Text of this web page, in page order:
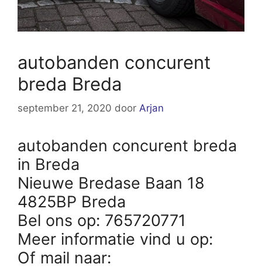
autobanden concurent
breda Breda
september 21, 2020 door Arjan
autobanden concurent breda
in Breda
Nieuwe Bredase Baan 18
4825BP Breda
Bel ons op: 765720771
Meer informatie vind u op:
Of mail naar: